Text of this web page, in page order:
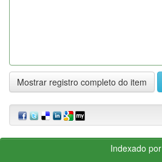
Mostrar registro completo do item
Indexado por